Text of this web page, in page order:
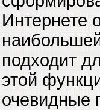
Интернете
подходит
этой
очевидные